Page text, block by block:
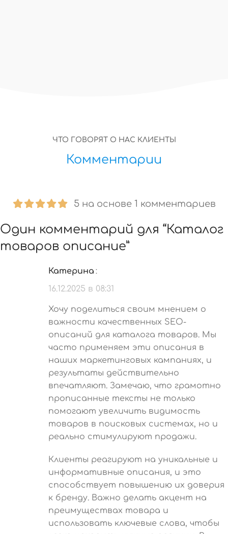
ЧТО ГОВОРЯТ О НАС КЛИЕНТЫ
Комментарии
5 на основе 1 комментариев
Один комментарий для “Каталог
товаров описание”
Катерина :
16.12.2025 в 08:31
Хочу поделиться своим мнением о
важности качественных SEO-
описаний для каталога товаров. Мы
часто применяем эти описания в
наших маркетинговых кампаниях, и
результаты действительно
впечатляют. Замечаю, что грамотно
прописанные тексты не только
помогают увеличить видимость
товаров в поисковых системах, но и
реально стимулируют продажи.
Клиенты реагируют на уникальные и
информативные описания, и это
способствует повышению их доверия
к бренду. Важно делать акцент на
преимуществах товара и
использовать ключевые слова, чтобы